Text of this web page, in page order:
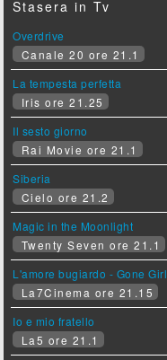
Stasera in Tv
Overdrive
Canale 20 ore 21.1
La tempesta perfetta
Iris ore 21.25
Il sesto giorno
Rai Movie ore 21.1
Siberia
Cielo ore 21.2
Magic in the Moonlight
Twenty Seven ore 21.1
L'amore bugiardo - Gone Girl
La7Cinema ore 21.15
Io e mio fratello
La5 ore 21.1